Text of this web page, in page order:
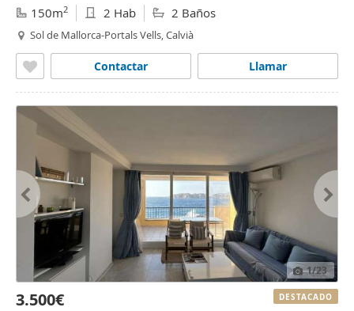
150m2 2 Hab 2 Baños
Sol de Mallorca-Portals Vells, Calvià
Llamar
Contactar
1/23
3.500€ DESTACADO